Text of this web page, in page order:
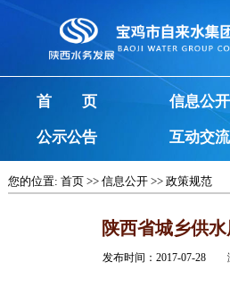
首 页 信息公开
公示公告 互动交流
您的位置: 首页>> 信息公开>> 政策规范
陕西省城乡供
发布时间：2017-07-28